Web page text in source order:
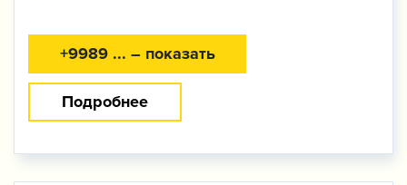
+9989 ... – показать
Подробнее